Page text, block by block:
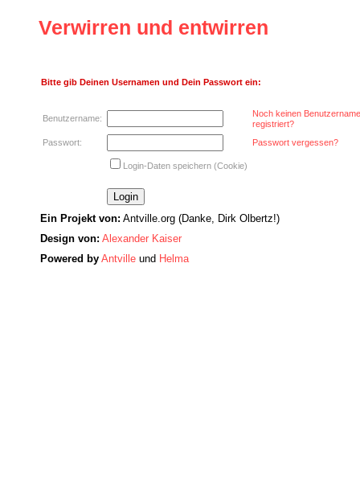
Verwirren und entwirren
Bitte gib Deinen Usernamen und Dein Passwort ein:
Benutzername:
Noch keinen
registriert?
Passwort:
Passwort vergessen?
Login-Daten speichern (Cookie)
Ein Projekt von: Antville.org (Danke, Dirk Olbertz!)
Design von: Alexander Kaiser
Powered by Antville und Helma